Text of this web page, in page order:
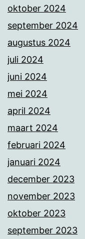
oktober 2024
september 2024
augustus 2024
juli 2024
juni 2024
mei 2024
april 2024
maart 2024
februari 2024
januari 2024
december 2023
november 2023
oktober 2023
september 2023